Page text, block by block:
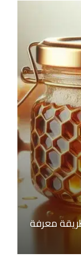
معرفة